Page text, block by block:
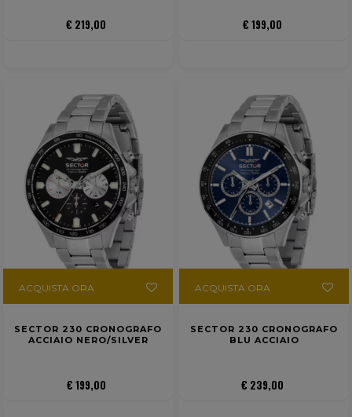
€ 219,00 € 199,00
ACQUISTA ORA
SECTOR 230 CRONOGRAFO
ACCIAIO NERO/SILVER
€ 199,00
ACQUISTA ORA
SECTOR 230 CRONOGRAFO
BLU ACCIAIO
€ 239,00